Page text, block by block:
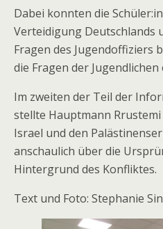
Dabei konnten die
Verteidigung Deutschlands
Fragen des Jugendoffiziers
die Fragen der Jugendlichen
Im zweiten der Teil der
stellte Hauptmann
Israel und den
anschaulich über die
Hintergrund des Konfliktes.
Text und Foto: Stephanie